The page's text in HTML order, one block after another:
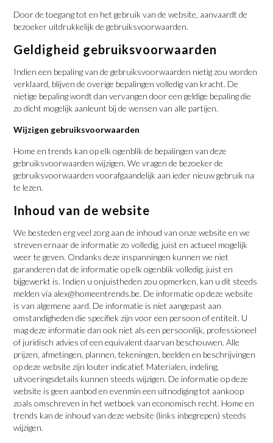
Door de toegang tot en het gebruik van de website, aanvaardt de
bezoeker uitdrukkelijk de gebruiksvoorwaarden.
Geldigheid gebruiksvoorwaarden
Indien een bepaling van de gebruiksvoorwaarden nietig zou worden
verklaard, blijven de overige bepalingen volledig van kracht. De
nietige bepaling wordt dan vervangen door een geldige bepaling die
zo dicht mogelijk aanleunt bij de wensen van alle partijen.
Wijzigen gebruiksvoorwaarden
Home en trends kan op elk ogenblik de bepalingen van deze
gebruiksvoorwaarden wijzigen. We vragen de bezoeker de
gebruiksvoorwaarden voorafgaandelijk aan ieder nieuw gebruik na
te lezen.
Inhoud van de website
We besteden erg veel zorg aan de inhoud van onze website en we
streven ernaar de informatie zo volledig, juist en actueel mogelijk
weer te geven. Ondanks deze inspanningen kunnen we niet
garanderen dat de informatie op elk ogenblik volledig, juist en
bijgewerkt is. Indien u onjuistheden zou opmerken, kan u dit steeds
melden via alex@homeentrends.be. De informatie op deze website
is van algemene aard. De informatie is niet aangepast aan
omstandigheden die specifiek zijn voor een persoon of entiteit. U
mag deze informatie dan ook niet als een persoonlijk, professioneel
of juridisch advies of een equivalent daarvan beschouwen. Alle
prijzen, afmetingen, plannen, tekeningen, beelden en beschrijvingen
op deze website zijn louter indicatief. Materialen, indeling,
uitvoeringsdetails kunnen steeds wijzigen. De informatie op deze
website is geen aanbod en evenmin een uitnodiging tot aankoop
zoals omschreven in het wetboek van economisch recht. Home en
trends kan de inhoud van deze website (links inbegrepen) steeds
wijzigen.